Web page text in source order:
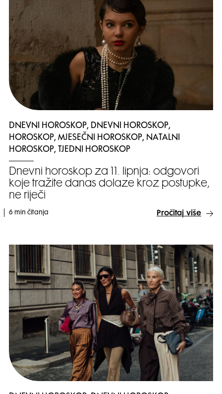
DNEVNI HOROSKOP, DNEVNI HOROSKOP,
HOROSKOP, MJESEČNI HOROSKOP, NATALNI
HOROSKOP, TJEDNI HOROSKOP
Dnevni horoskop za 11. lipnja: odgovori
koje tražite danas dolaze kroz postupke,
ne riječi
6 min čitanja Pročitaj više